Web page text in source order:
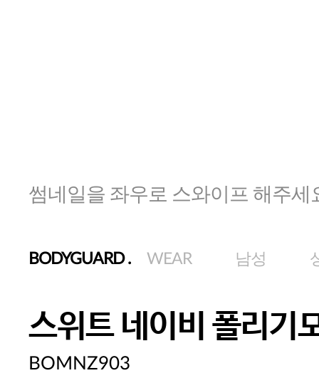
썸네일을 좌우로 스와이프 해주세
BODYGUARD. WEAR 남성
스위트 네이비 폴리기
BOMNZ903